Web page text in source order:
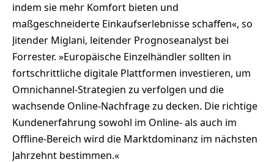
indem sie mehr Komfort bieten und
maßgeschneiderte Einkaufserlebnisse schaffen«, so
Jitender Miglani, leitender Prognoseanalyst bei
Forrester. »Europäische Einzelhändler sollten in
fortschrittliche digitale Plattformen investieren, um
Omnichannel-Strategien zu verfolgen und die
wachsende Online-Nachfrage zu decken. Die richtige
Kundenerfahrung sowohl im Online- als auch im
Offline-Bereich wird die Marktdominanz im nächsten
Jahrzehnt bestimmen.«